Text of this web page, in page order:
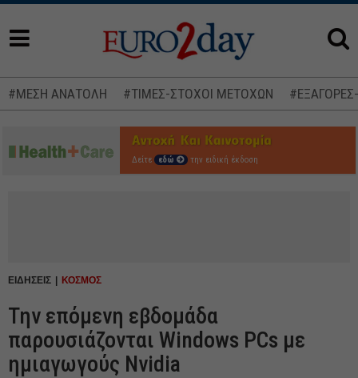
#ΜΕΣΗ ΑΝΑΤΟΛΗ #ΤΙΜΕΣ-ΣΤΟΧΟΙ ΜΕΤΟΧΩΝ
Δείτε εδώ την ειδική έκδοση
ΕΙΔΗΣΕΙΣ ΚΟΣΜΟΣ
Την επόμενη εβδομάδα
παρουσιάζονται Windows PCs με
ημιαγωγούς Nvidia